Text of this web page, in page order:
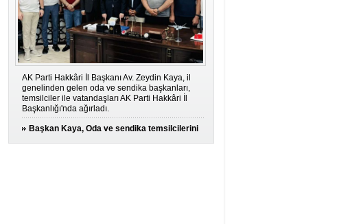
AK Parti Hakkâri İl Başkanı Av. Zeydin Kaya, il
genelinden gelen oda ve sendika başkanları,
temsilciler ile vatandaşları AK Parti Hakkâri İl
Başkanlığı'nda ağırladı.
Başkan Kaya, Oda ve sendika temsilcilerini
ağırladı